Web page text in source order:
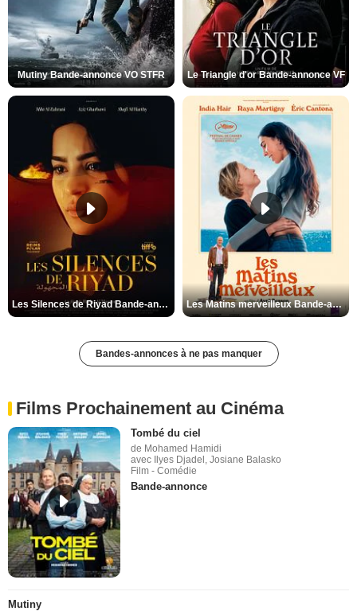
Mutiny Bande-annonce VO STFR Le Triangle d'or Bande-annonce VF
Les Silences de Riyad Bande-annonce VO STFR Les Matins merveilleux Bande-annonce VF
Bandes-annonces à ne pas manquer
Films Prochainement au Cinéma
Tombé du ciel
de Mohamed Hamidi
avec Ilyes Djadel, Josiane Balasko
Film - Comédie
Bande-annonce
Mutiny